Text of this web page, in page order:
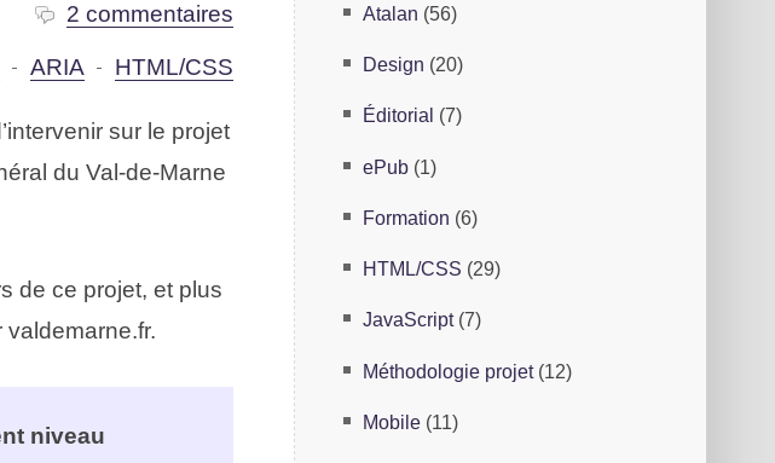
2 commentaires
ARIA HTML/CSS
sur le projet
du Val-de-Marne
de ce projet, et plus
niveau
Atalan (56)
Design (20)
Éditorial (7)
ePub (1)
Formation (6)
HTML/CSS (29)
JavaScript(7)
Méthodologie projet(12)
Mobile (11)